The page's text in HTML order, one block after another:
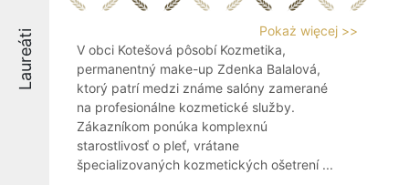
Laureáti
Pokaż więcej >>
V obci Kotešová pôsobí Kozmetika,
permanentný make-up Zdenka Balalová,
ktorý patrí medzi známe salóny zamerané
na profesionálne kozmetické služby.
Zákazníkom ponúka komplexnú
starostlivosť o pleť, vrátane
špecializovaných kozmetických ošetrení ...